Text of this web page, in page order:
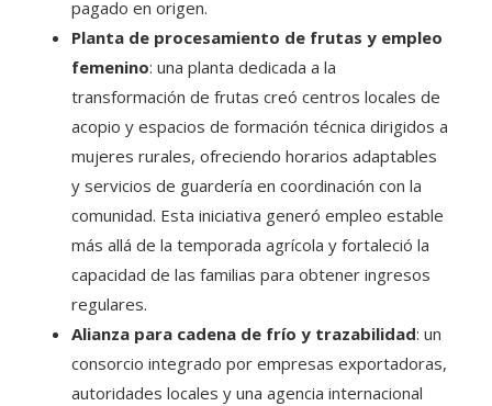
pagado en origen.
Planta de procesamiento de frutas y empleo
femenino: una planta dedicada a la
transformación de frutas creó centros locales de
acopio y espacios de formación técnica dirigidos a
mujeres rurales, ofreciendo horarios adaptables
y servicios de guardería en coordinación con la
comunidad. Esta iniciativa generó empleo estable
más allá de la temporada agrícola y fortaleció la
capacidad de las familias para obtener ingresos
regulares.
Alianza para cadena de frío y trazabilidad: un
consorcio integrado por empresas exportadoras,
autoridades locales y una agencia internacional